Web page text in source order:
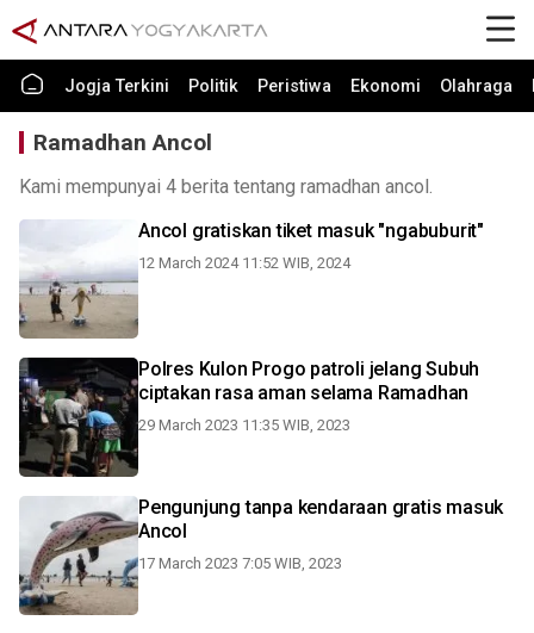
Jogja Terkini Politik Peristiwa Ekonomi Olahraga
Ramadhan Ancol
Kami mempunyai 4 berita tentang ramadhan ancol.
Ancol gratiskan tiket masuk "ngabuburit"
12 March 2024 11:52 WIB, 2024
Polres Kulon Progo patroli jelang Subuh
ciptakan rasa aman selama Ramadhan
29 March 2023 11:35 WIB, 2023
Pengunjung tanpa kendaraan gratis masuk
Ancol
17 March 2023 7:05 WIB, 2023